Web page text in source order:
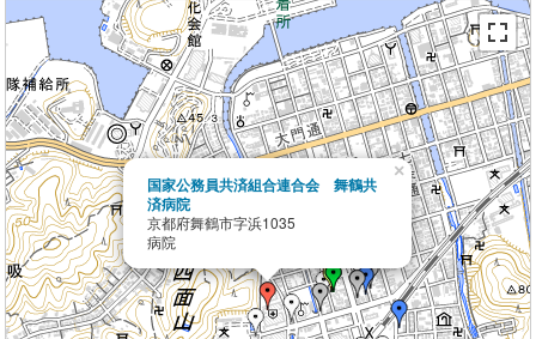
国家公務員共済組合連合会 舞鶴共
済病院
京都府舞鶴市字浜1035
病院
×